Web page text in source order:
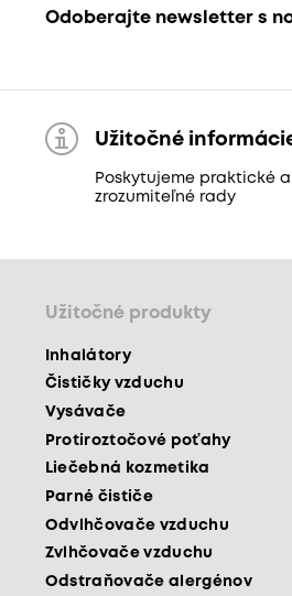
Odoberajte newsletter s
Užitočné
Poskytujeme praktické a
zrozumiteľné rady
Užitočné produkty
Inhalátory
Čističky vzduchu
Vysávače
Protiroztočové poťahy
Liečebná kozmetika
Parné čističe
Odvlhčovače vzduchu
Zvlhčovače vzduchu
Odstraňovače alergénov